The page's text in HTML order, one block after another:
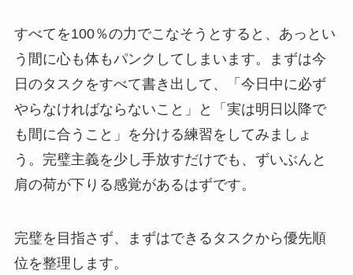
すべてを100％の力でこなそうとすると、あっとい
う間に心も体もパンクしてしまいます。まずは今
日のタスクをすべて書き出して、「今日中に必ず
やらなければならないこと」と「実は明日以降で
も間に合うこと」を分ける練習をしてみましょ
う。完璧主義を少し手放すだけでも、ずいぶんと
肩の荷が下りる感覚があるはずです。
完璧を目指さず、まずはできるタスクから優先順
位を整理します。